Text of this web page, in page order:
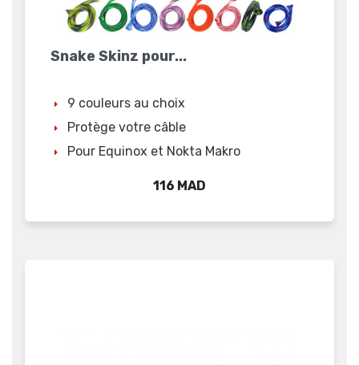
Snake Skinz pour...
9 couleurs au choix
Protège votre câble
Pour Equinox et Nokta Makro
Prix
116 MAD